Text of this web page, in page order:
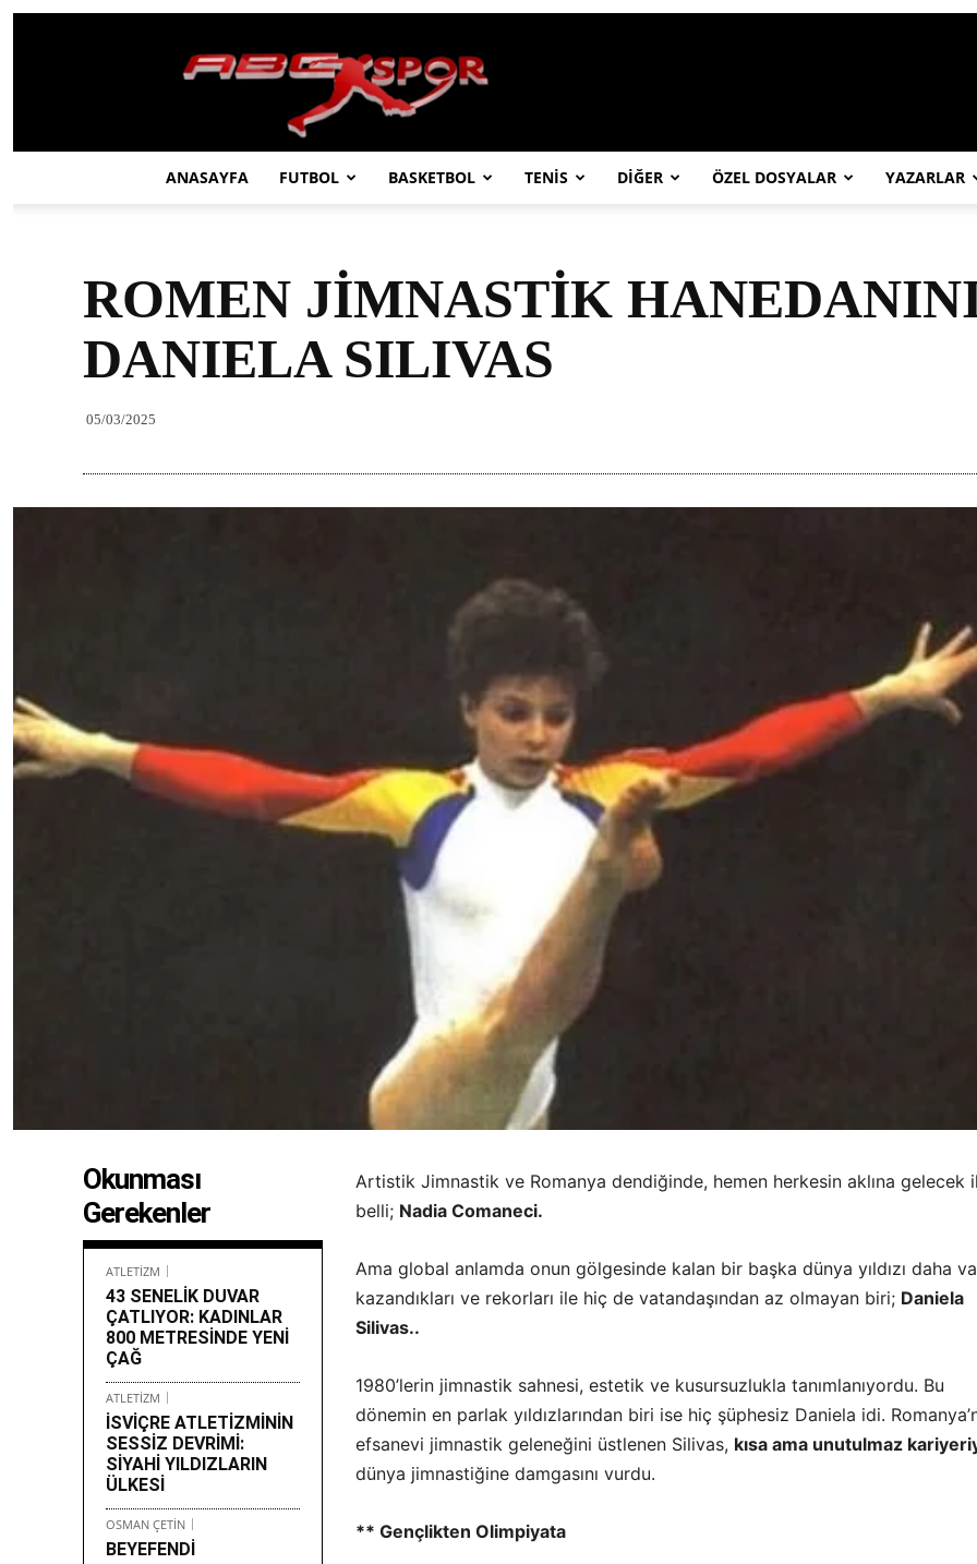
ABC
SPOR
ANASAYFA FUTBOL BASKETBOL TENİS DİĞER ÖZEL DOSYALAR YAZARLAR
ROMEN JİMNASTİK
DANIELA SILIVAS
05/03/2025
Okunması
Gerekenler
ATLETİZM
43 SENELİK DUVAR
ÇATLIYOR: KADINLAR
800 METRESİNDE YENİ
ÇAĞ
ATLETİZM
İSVİÇRE ATLETİZMİNİN
SESSİZ DEVRİMİ:
SİYAHİ YILDIZLARIN
ÜLKESİ
OSMAN ÇETİN
BEYEFENDİ
Artistik Jimnastik ve Romanya dendiğinde, hemen herkesin aklına gelecek
belli; Nadia Comaneci.
Ama global anlamda onun gölgesinde kalan bir başka dünya yıldızı daha
kazandıkları ve rekorları ile hiç de vatandaşından az olmayan biri; Daniela
Silivas..
1980’lerin jimnastik sahnesi, estetik ve kusursuzlukla tanımlanıyordu. Bu
dönemin en parlak yıldızlarından biri ise hiç şüphesiz Daniela idi.
efsanevi jimnastik geleneğini üstlenen Silivas, kısa ama unutulmaz
dünya jimnastiğine damgasını vurdu.
** Gençlikten Olimpiyata